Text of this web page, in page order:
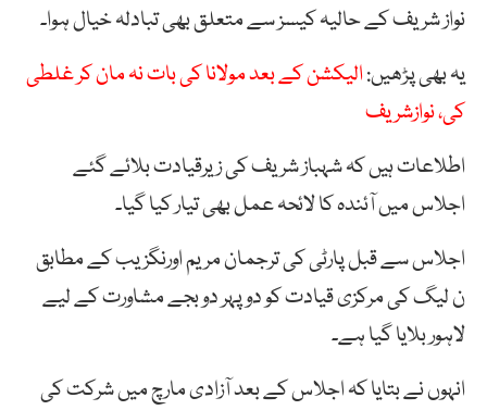
نواز شریف کے حالیہ کیسز سے متعلق بھی تبادلہ خیال ہوا۔
یہ بھی پڑھیں:الیکشن کے بعد مولانا کی بات نہ مان کر غلطی
کی، نوازشریف
اطلاعات ہیں کہ شہباز شریف کی زیرقیادت بلائے گئے
اجلاس میں آئندہ کا لائحہ عمل بھی تیار کیا گیا۔
اجلاس سے قبل پارٹی کی ترجمان مریم اورنگزیب کے مطابق
ن لیگ کی مرکزی قیادت کو دوپہر دو بجے مشاورت کے لیے
لاہور بلایا گیا ہے۔
انہوں نے بتایا کہ اجلاس کے بعد آزادی مارچ میں شرکت کی